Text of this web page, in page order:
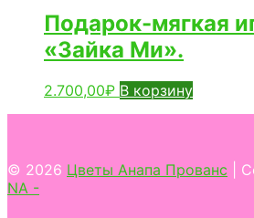
Подарок-мягкая
«Зайка Ми».
2.700,00₽ В корзину
© 2026 Цветы Анапа Прованс |
NA -